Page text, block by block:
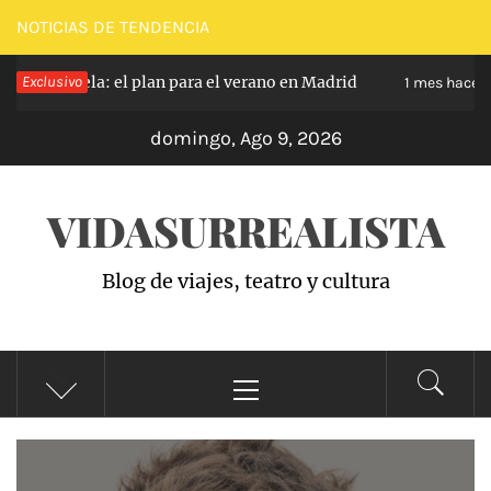
Saltar
al
contenido
NOTICIAS DE TENDENCIA
Exclusivo
el plan para el verano en Madrid 1 mes hace Oveja
domingo, Ago 9, 2026
VIDASURREALISTA
Blog de viajes, teatro y cultura
principal